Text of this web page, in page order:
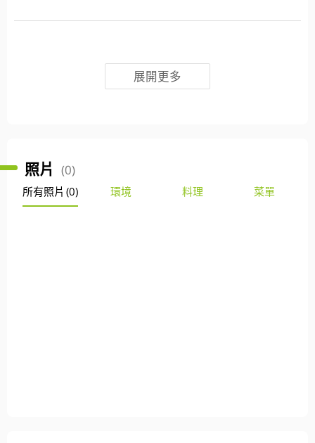
展開更多
照片 (0)
所有照片 (0) 環境 料理 菜單